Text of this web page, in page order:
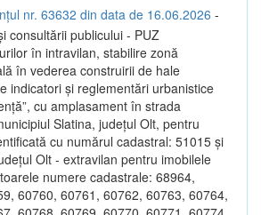
nr. 63632 din data de 16.06.2026 -
consultării publicului - PUZ
în intravilan, stabilire zonă
în vederea construirii de hale
indicatori și reglementări urbanistice
cu amplasament în strada
Slatina, județul Olt, pentru
cu numărul cadastral: 51015 și
Olt - extravilan pentru imobilele
numere cadastrale: 68964,
60760, 60761, 60762, 60763, 60764,